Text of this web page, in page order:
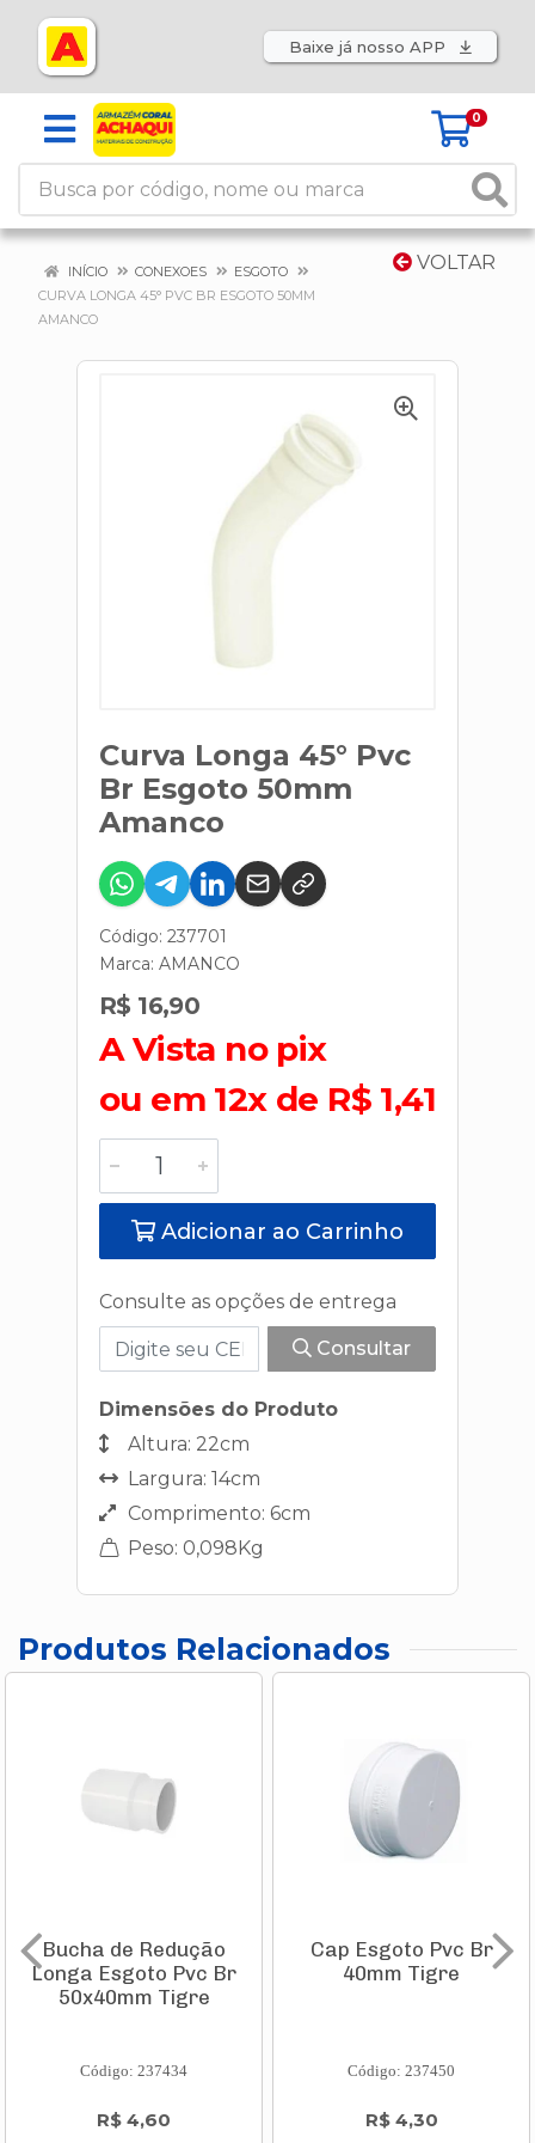
Baixe já nosso APP
0
VOLTAR
INÍCIO CONEXOES
ESGOTO
CURVA LONGA 45° PVC BR ESGOTO 50MM
AMANCO
Curva Longa 45° Pvc
Br Esgoto 50mm
Amanco
Código: 237701
Marca: AMANCO
R$ 16,90
A Vista no pix
ou em 12x de R$ 1,41
Adicionar ao Carrinho
Consulte as opções de entrega
Consultar
Dimensões do Produto
Altura: 22cm
Largura: 14cm
Comprimento: 6cm
Peso: 0,098Kg
Produtos Relacionados
Bucha de Redução
Longa Esgoto Pvc Br
50x40mm Tigre
Código: 237434
R$ 4,60
Cap Esgoto Pvc Br
40mm Tigre
Código: 237450
R$ 4,30